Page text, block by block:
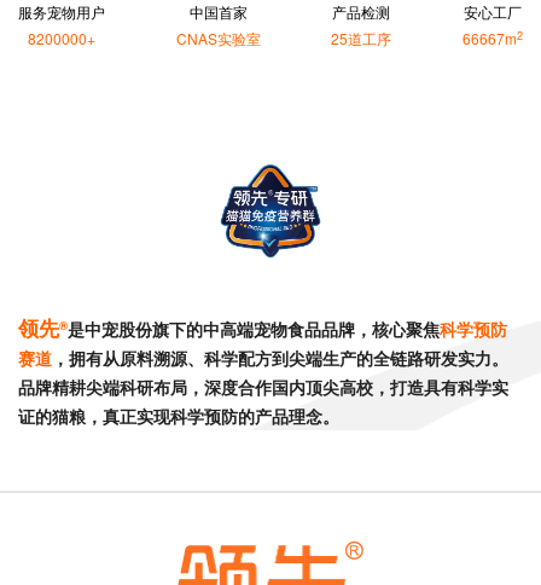
服务宠物用户
8200000+
中国首家
CNAS实验室
产品检测
25道工序
安心工厂
66667m2
领先®是中宠股份旗下的中高端宠物食品品牌，核心聚焦科学预防
赛道 ，拥有从原料溯源、科学配方到尖端生产的全链路研发实力。
品牌精耕尖端科研布局，深度合作国内顶尖高校，打造具有科学实
证的猫粮，真正实现科学预防的产品理念。